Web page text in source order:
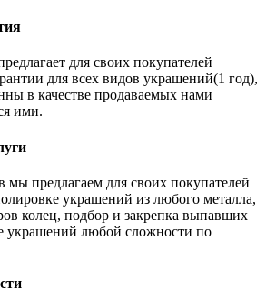
для своих покупателей
для всех видов украшений(1 год),
в качестве продаваемых нами
ими.
мы предлагаем для своих покупателей
украшений из любого металла,
колец, подбор и закрепка выпавших
украшений любой сложности по